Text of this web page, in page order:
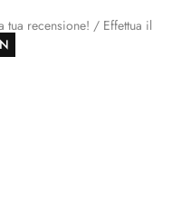
recensione! / Effettua il